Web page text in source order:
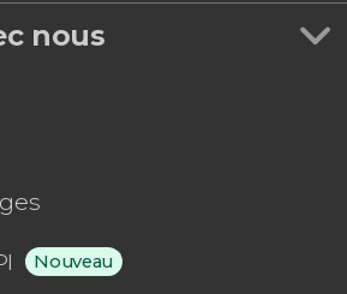
nous
Nouveau